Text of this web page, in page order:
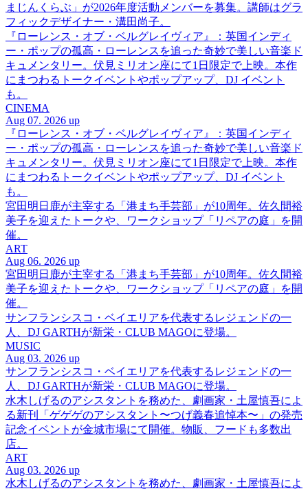
まじんくらぶ」が2026年度活動メンバーを募集。講師はグラ
フィックデザイナー・溝田尚子。
『ローレンス・オブ・ベルグレイヴィア』：英国インディ
ー・ポップの孤高・ローレンスを追った奇妙で美しい音楽ド
キュメンタリー。伏見ミリオン座にて1日限定で上映。本作
にまつわるトークイベントやポップアップ、DJ イベント
も。
CINEMA
Aug 07. 2026 up
『ローレンス・オブ・ベルグレイヴィア』：英国インディ
ー・ポップの孤高・ローレンスを追った奇妙で美しい音楽ド
キュメンタリー。伏見ミリオン座にて1日限定で上映。本作
にまつわるトークイベントやポップアップ、DJ イベント
も。
宮田明日鹿が主宰する「港まち手芸部」が10周年。佐久間裕
美子を迎えたトークや、ワークショップ「リペアの庭」を開
催。
ART
Aug 06. 2026 up
宮田明日鹿が主宰する「港まち手芸部」が10周年。佐久間裕
美子を迎えたトークや、ワークショップ「リペアの庭」を開
催。
サンフランシスコ・ベイエリアを代表するレジェンドの一
人、DJ GARTHが新栄・CLUB MAGOに登場。
MUSIC
Aug 03. 2026 up
サンフランシスコ・ベイエリアを代表するレジェンドの一
人、DJ GARTHが新栄・CLUB MAGOに登場。
水木しげるのアシスタントを務めた、劇画家・土屋慎吾によ
る新刊「ゲゲゲのアシスタント〜つげ義春追悼本〜」の発売
記念イベントが金城市場にて開催。物販、フードも多数出
店。
ART
Aug 03. 2026 up
水木しげるのアシスタントを務めた、劇画家・土屋慎吾によ